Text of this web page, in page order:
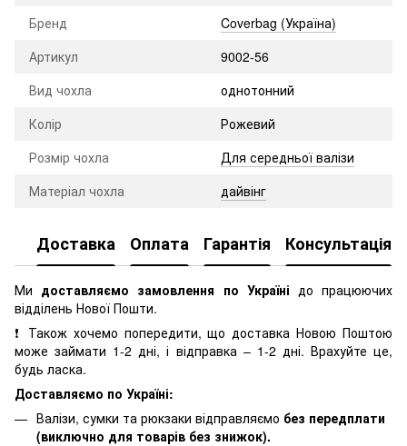
Бренд
Coverbag (Україна)
Артикул
9002-56
Вид чохла
однотонний
Колір
Рожевий
Розмір чохла
Для середньої валізи
Матеріал чохла
дайвінг
Доставка Оплата Гарантія Консультація
Ми доставляємо замовлення по Україні до працюючих
відділень Нової Пошти.
❗ Також хочемо попередити, що доставка Новою Поштою
може займати 1-2 дні, і відправка – 1-2 дні. Врахуйте це,
будь ласка.
Доставляємо по Україні:
Валізи, сумки та рюкзаки відправляємо без передплати
(виключно для товарів без знижок).